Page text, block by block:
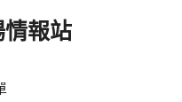
報站